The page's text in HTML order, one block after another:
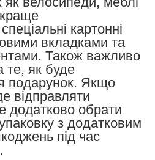
картонні
вкладками та
Також важливо
те, як буде
подарунок. Якщо
відправляти
додатково обрати
з додатковим
під час